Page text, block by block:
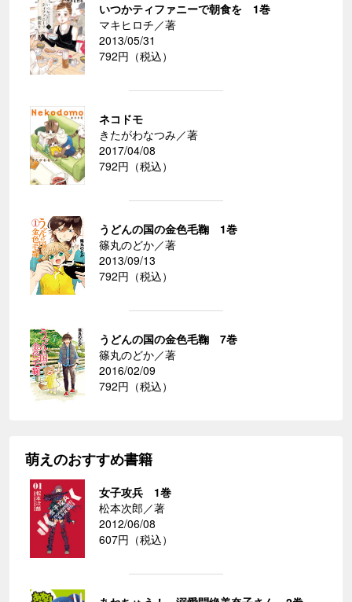
いつかティファニーで朝食を 1巻
マキヒロチ／著
2013/05/31
792円（税込）
ネコドモ
きたがわなつみ／著
2017/04/08
792円（税込）
うどんの国の金色毛鞠 1巻
篠丸のどか／著
2013/09/13
792円（税込）
うどんの国の金色毛鞠 7巻
篠丸のどか／著
2016/02/09
792円（税込）
萌えのおすすめ書籍
女子攻兵 1巻
松本次郎／著
2012/06/08
607円（税込）